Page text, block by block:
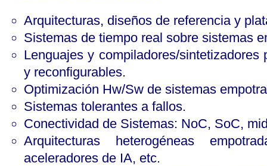
Arquitecturas, diseños de referencia y
Sistemas de tiempo real sobre sistemas
Lenguajes y compiladores/sintetizadores
y reconfigurables.
Optimización Hw/Sw de sistemas
Sistemas tolerantes a fallos.
Conectividad de Sistemas: NoC, SoC,
Arquitecturas heterogéneas
aceleradores de IA, etc.